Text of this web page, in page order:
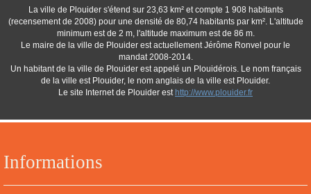
Informations
La ville de Plouider s'étend sur 23,63 km² et compte 1 908 habitants
(recensement de 2008) pour une densité de 80,74 habitants par km². L'altitude
minimum est de 2 m, l'altitude maximum est de 86 m.
Le maire de la ville de Plouider est actuellement Jérôme Ronvel pour le
mandat 2008-2014.
Un habitant de la ville de Plouider est appelé un Plouidérois. Le nom français
de la ville est Plouider, le nom anglais de la ville est Plouider.
Le site Internet de Plouider est http://www.plouider.fr